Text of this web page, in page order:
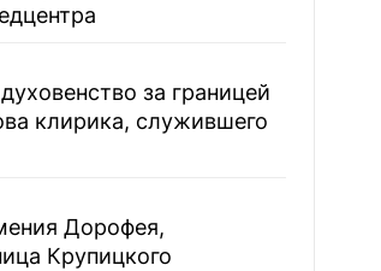
за границей
клирика, служившего
Дорофея,
Крупицкого